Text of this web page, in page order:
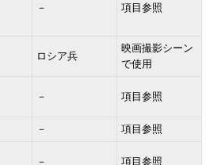
－ 項目参照
ロシア兵
映画撮影シーン
で使用
－ 項目参照
－ 項目参照
－ 項目参照